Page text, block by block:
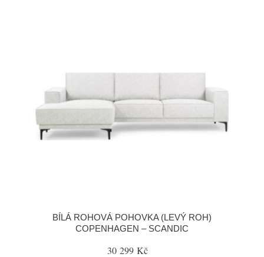
BÍLÁ ROHOVÁ POHOVKA (LEVÝ ROH)
COPENHAGEN – SCANDIC
30 299 Kč